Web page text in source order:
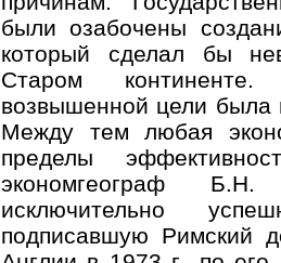
были озабочены
который сделал бы
Старом
возвышенной цели была
Между тем любая
пределы
экономгеограф
исключительно
подписавшую Римский